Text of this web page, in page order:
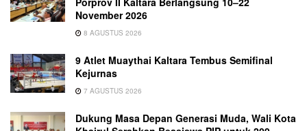
November 2026
8 AGUSTUS 2026
9 Atlet Muaythai Kaltara Tembus Semifinal
Kejurnas
7 AGUSTUS 2026
Dukung Masa Depan Generasi Muda, Wali Kota